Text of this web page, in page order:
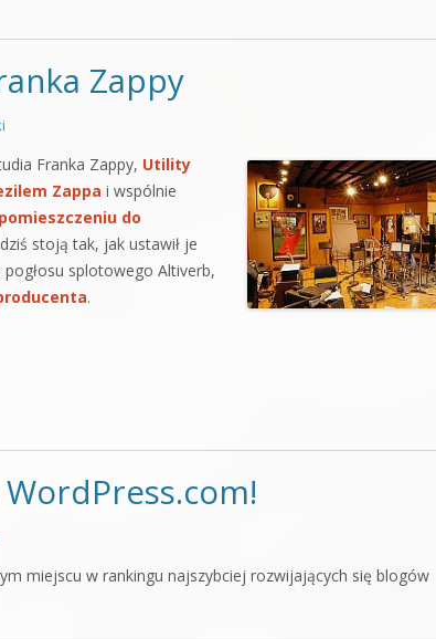
Zappy
Franka Zappy, Utility
Zappa i wspólnie
do
stoją tak, jak ustawił je
splotowego Altiverb,
.
miejscu w rankingu najszybciej rozwijających się blogów